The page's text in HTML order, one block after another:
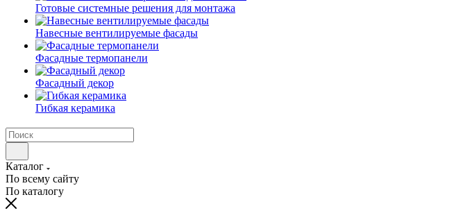
Готовые системные решения для монтажа
Навесные вентилируемые фасады
Фасадные термопанели
Фасадный декор
Гибкая керамика
Каталог
По всему сайту
По каталогу